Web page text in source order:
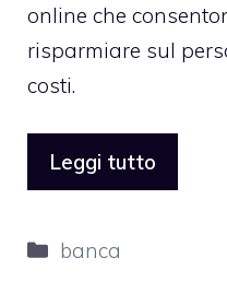
online che
risparmiare sul
costi.
Leggi tutto
Categorie
banca